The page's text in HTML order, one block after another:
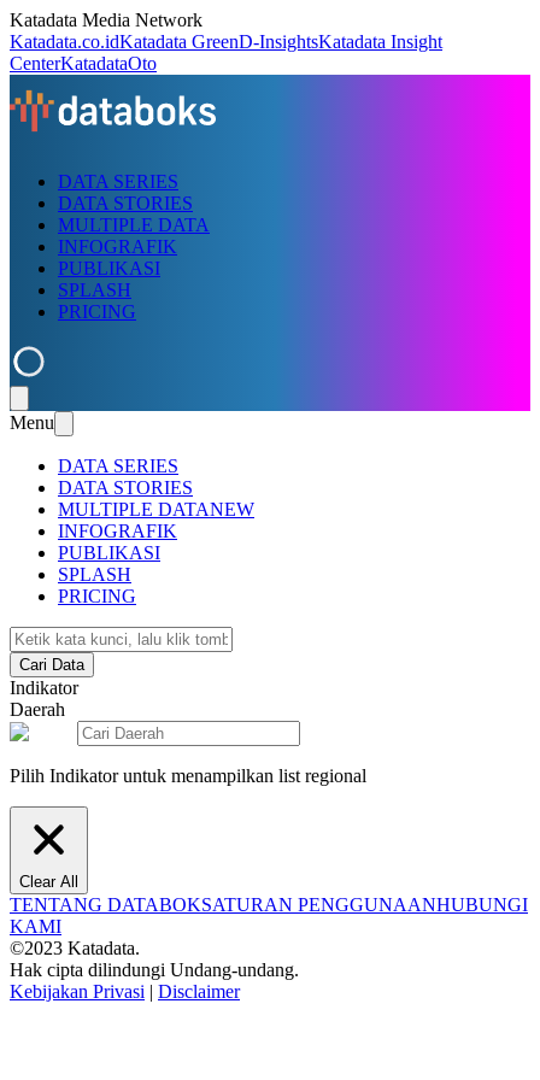
Katadata Media Network
Katadata.co.idKatadata GreenD-InsightsKatadata Insight
CenterKatadataOto
DATA SERIES
DATA STORIES
MULTIPLE DATA
INFOGRAFIK
PUBLIKASI
SPLASH
PRICING
Menu
DATA SERIES
DATA STORIES
MULTIPLE DATANEW
INFOGRAFIK
PUBLIKASI
SPLASH
PRICING
Cari Data
Indikator
Daerah
Pilih Indikator untuk menampilkan list regional
Clear All
TENTANG DATABOKSATURAN PENGGUNAANHUBUNGI
KAMI
©2023 Katadata.
Hak cipta dilindungi Undang-undang.
Kebijakan Privasi | Disclaimer